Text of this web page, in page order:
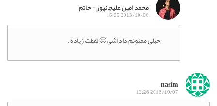
محمد امین علیجانپور - حاتم
2013/10/06 16:25
خیلی ممنونم داداشی 🙂 لفطت زیاده .
nasim
2013/10/07 12:26